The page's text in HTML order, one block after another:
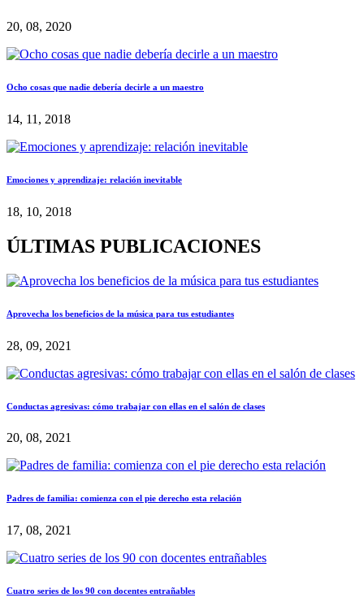
20, 08, 2020
Ocho cosas que nadie debería decirle a un maestro
14, 11, 2018
Emociones y aprendizaje: relación inevitable
18, 10, 2018
ÚLTIMAS PUBLICACIONES
Aprovecha los beneficios de la música para tus estudiantes
28, 09, 2021
Conductas agresivas: cómo trabajar con ellas en el salón de clases
20, 08, 2021
Padres de familia: comienza con el pie derecho esta relación
17, 08, 2021
Cuatro series de los 90 con docentes entrañables